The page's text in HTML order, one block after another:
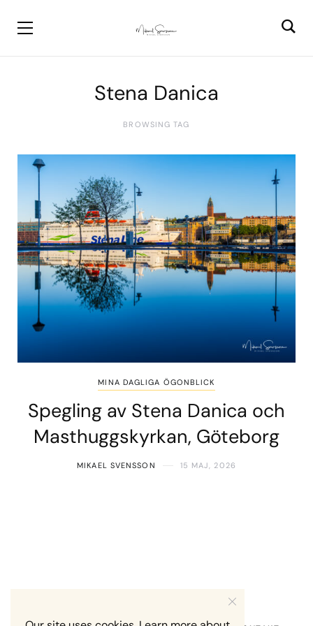
Stena Danica
BROWSING TAG
MINA DAGLIGA ÖGONBLICK
Spegling av Stena Danica och
Masthuggskyrkan, Göteborg
MIKAEL SVENSSON 15 MAJ, 2026